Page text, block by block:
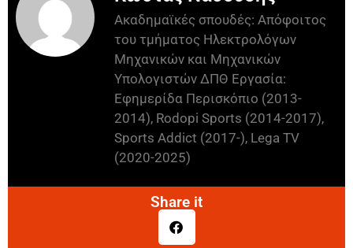
Ακαδημαϊκές σπουδές: Απόφοιτος
του τμήματος Ηλεκτρολόγων
Μηχανικών και Μηχανικών
Υπολογιστών ΔΠΘ Εργασία:
Εφημερίδα Περισκόπιο (2013-
2014), Rodopi Sports (2014-2017),
Sports Addict (2017-), Lega TV
(2020-2025)
Share it